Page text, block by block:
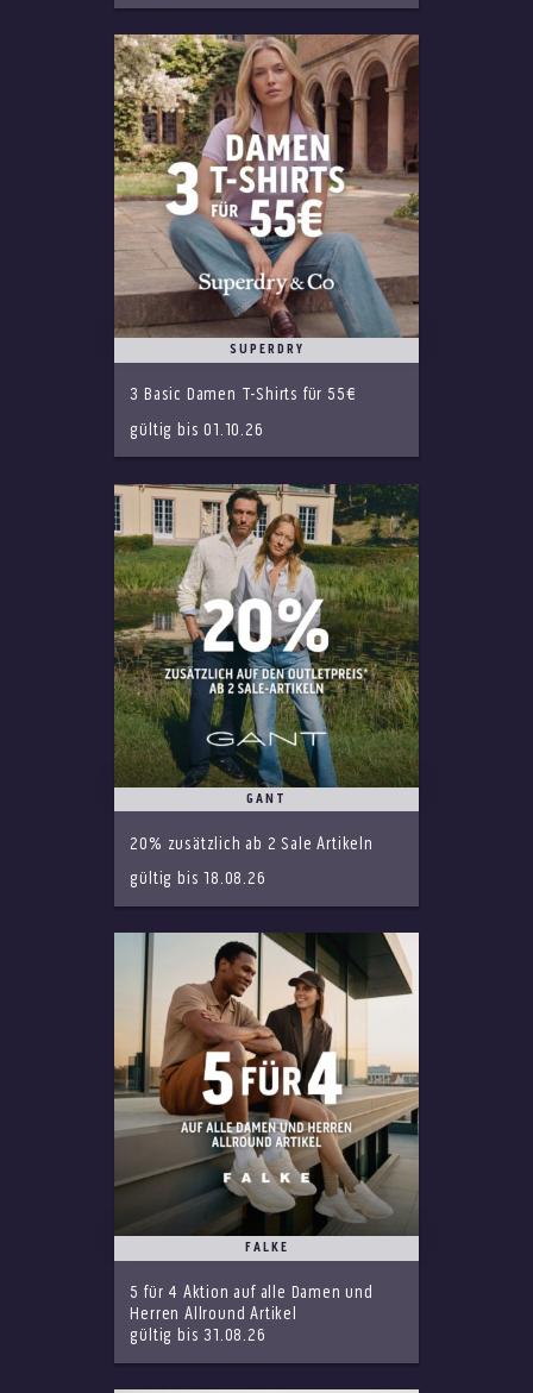
SUPERDRY
3 Basic Damen T-Shirts für 55€
gültig bis 01.10.26
GANT
20% zusätzlich ab 2 Sale Artikeln
gültig bis 18.08.26
FALKE
5 für 4 Aktion auf alle Damen und
Herren Allround Artikel
gültig bis 31.08.26